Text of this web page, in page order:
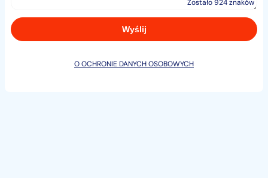
Zostało 924 znaków
O OCHRONIE DANYCH OSOBOWYCH